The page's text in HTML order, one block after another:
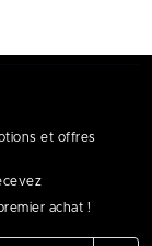
et offres
achat !